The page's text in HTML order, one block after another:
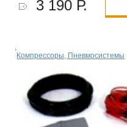
3 190 Р.
Компрессоры, Пневмосистемы